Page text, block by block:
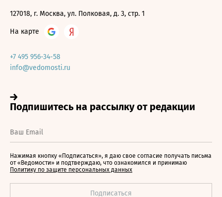
127018, г. Москва, ул. Полковая, д. 3, стр. 1
На карте
+7 495 956-34-58
info@vedomosti.ru
Нажимая кнопку «Подписаться», я даю свое согласие получать письма
от «Ведомости» и подтверждаю, что ознакомился и принимаю
Политику по защите персональных данных